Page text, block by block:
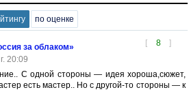
по оценке
[ 8 ]
за облаком»
20:09
С одной стороны — идея хороша,сюжет,
есть мастер.. Но с другой-то стороны — к